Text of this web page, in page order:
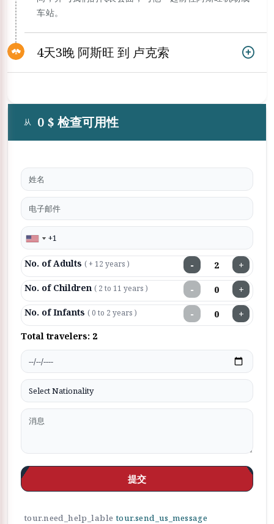
车站。
4天3晚 阿斯旺 到 卢克索
从 0 $ 检查可用性
No. of Adults ( + 12 years ) − +
No. of Children ( 2 to 11 years ) − +
No. of Infants ( 0 to 2 years ) − +
Total travelers: 2
提交
tour.need_help_lable tour.send_us_message